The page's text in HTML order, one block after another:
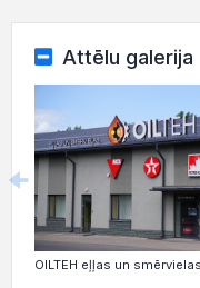
Attēlu galerija
OILTEH eļļas un smērvielas